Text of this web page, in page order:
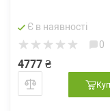
Є в наявності
0
4777 ₴